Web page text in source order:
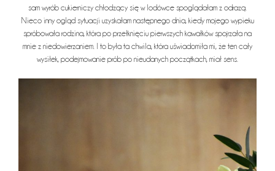
sam wyrób cukierniczy chłodzący się w lodówce spoglądałam z odrazą.
Nieco inny ogląd sytuacji uzyskałam następnego dnia, kiedy mojego wypieku
spróbowała rodzina, która po przełknięciu pierwszych kawałków spojrzała na
mnie z niedowierzaniem. I to była ta chwila, która uświadomiła mi, że ten cały
wysiłek, podejmowanie prób po nieudanych początkach, miał sens.